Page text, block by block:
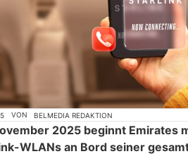
VON BELMEDIA REDAKTION
2025 beginnt Emirates
WLANs an Bord seiner